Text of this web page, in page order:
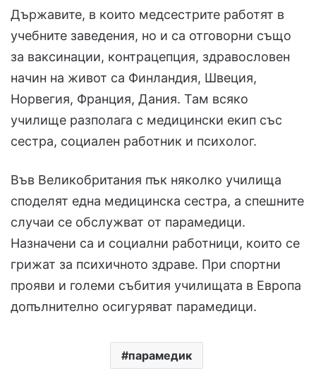
Държавите, в които медсестрите работят в
учебните заведения, но и са отговорни също
за ваксинации, контрацепция, здравословен
начин на живот са Финландия, Швеция,
Норвегия, Франция, Дания. Там всяко
училище разполага с медицински екип със
сестра, социален работник и психолог.
Във Великобритания пък няколко училища
споделят една медицинска сестра, а спешните
случаи се обслужват от парамедици.
Назначени са и социални работници, които се
грижат за психичното здраве. При спортни
прояви и големи събития училищата в Европа
допълнително осигуряват парамедици.
парамедик